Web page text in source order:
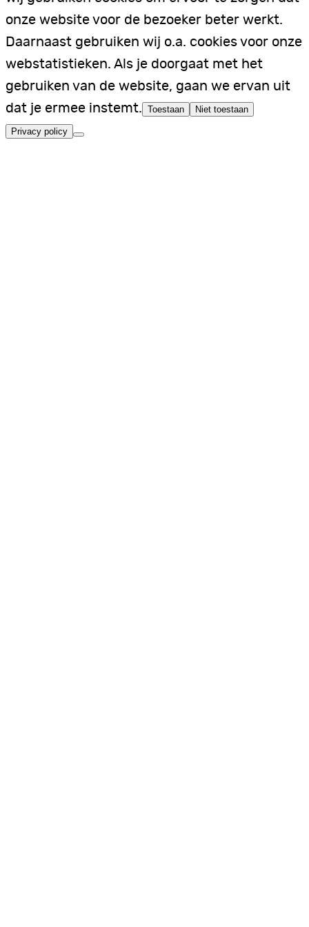
onze website voor de bezoeker beter werkt.
Daarnaast gebruiken wij o.a. cookies voor onze
webstatistieken. Als je doorgaat met het
gebruiken van de website, gaan we ervan uit
dat je ermee instemt. Toestaan Niet toestaan
Privacy policy